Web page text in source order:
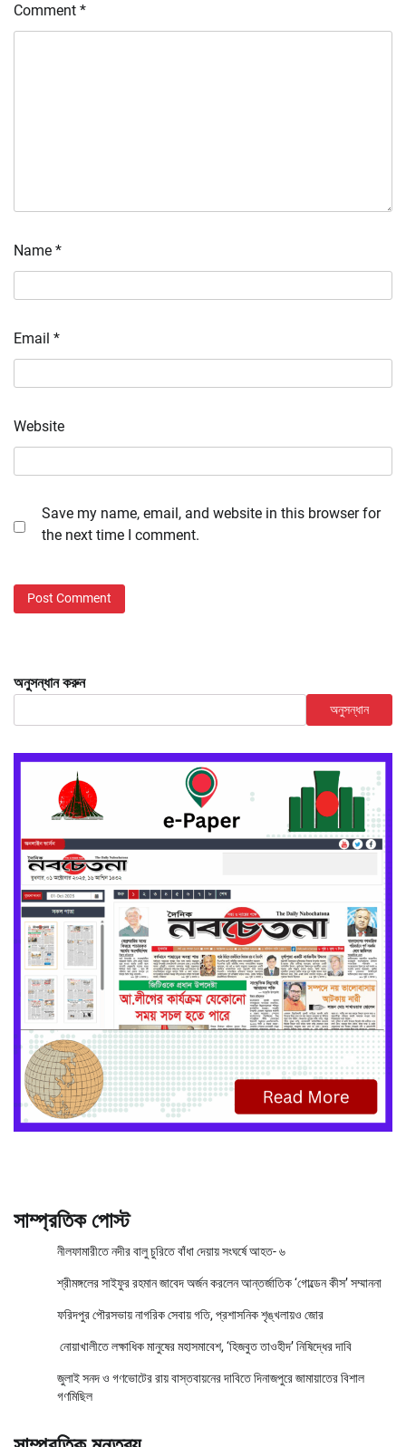
Comment *
Name *
Email *
Website
Save my name, email, and website in this browser for
the next time I comment.
অনুসন্ধান করুন
অনুসন্ধান
সাম্প্রতিক পোস্ট
নীলফামারীতে নদীর বালু চুরিতে বাঁধা দেয়ায় সংঘর্ষে আহত- ৬
শ্রীমঙ্গলের সাইফুর রহমান জাবেদ অর্জন করলেন আন্তর্জাতিক ‘গোল্ডেন কীস’ সম্মাননা
ফরিদপুর পৌরসভায় নাগরিক সেবায় গতি, প্রশাসনিক শৃঙ্খলায়ও জোর
নোয়াখালীতে লক্ষাধিক মানুষের মহাসমাবেশ, ‘হিজবুত তাওহীদ’ নিষিদ্ধের দাবি
জুলাই সনদ ও গণভোটের রায় বাস্তবায়নের দাবিতে দিনাজপুরে জামায়াতের বিশাল
গণমিছিল